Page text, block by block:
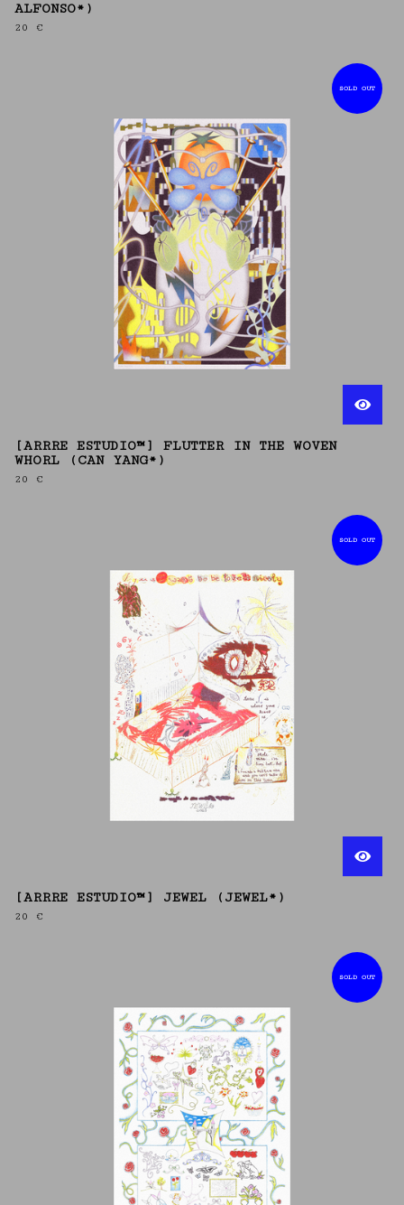
ALFONSO*)
20 €
SOLD OUT
[ARRRE ESTUDIO™] FLUTTER IN THE WOVEN
WHORL (CAN YANG*)
20 €
SOLD OUT
[ARRRE ESTUDIO™] JEWEL (JEWEL*)
20 €
SOLD OUT